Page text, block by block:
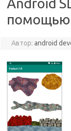
Android
помощью
Автор: android